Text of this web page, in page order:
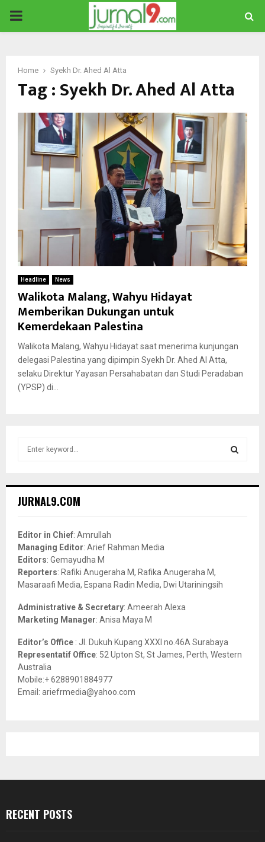
PRIMARY
Home Syekh Dr. Ahed Al Atta
Tag : Syekh Dr. Ahed Al Atta
Headline News
Walikota Malang, Wahyu Hidayat
Memberikan Dukungan untuk
Kemerdekaan Palestina
Walikota Malang, Wahyu Hidayat saat menerima kunjungan
delegasi Palestina yang dipimpin Syekh Dr. Ahed Al Atta,
selaku Direktur Yayasan Persahabatan dan Studi Peradaban
(YPSP) di...
h
o
r
:
JURNAL9.COM
Editor in Chief: Amrullah
Managing Editor: Arief Rahman Media
Editors: Gemayudha M
Reporters: Rafiki Anugeraha M, Rafika Anugeraha M,
Masaraafi Media, Espana Radin Media, Dwi Utariningsih
Administrative & Secretary: Ameerah Alexa
Marketing Manager: Anisa Maya M
Editor’s Office : Jl. Dukuh Kupang XXXI no.46A Surabaya
Representatif Office: 52 Upton St, St James, Perth, Western
Australia
Mobile:+ 6288901884977
Email: ariefrmedia@yahoo.com
RECENT POSTS